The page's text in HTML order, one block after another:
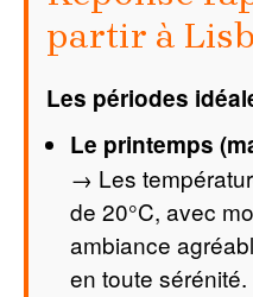
partir à
Les périodes
Le printemps
→ Les
de 20°C, avec
ambiance
en toute sérénité.